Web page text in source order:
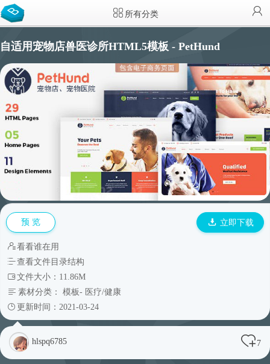
所有分类
自适用宠物店兽医诊所HTML5模板 - PetHund
预 览 立即下载
看看谁在用
查看文件目录结构
文件大小：11.86M
素材分类： 模板- 医疗/健康
更新时间：2021-03-24
hlspq6785 7